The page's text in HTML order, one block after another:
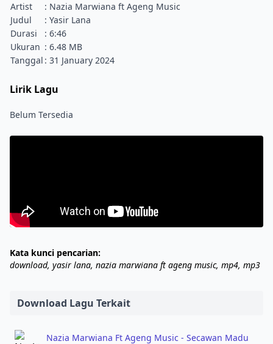
Artist
: Nazia Marwiana ft Ageng Music
Judul
: Yasir Lana
Durasi
: 6:46
Ukuran : 6.48 MB
Tanggal : 31 January 2024
Lirik Lagu
Kata kunci pencarian:
download, yasir lana, nazia marwiana ft ageng music, mp4, mp3
Download Lagu Terkait
Nazia Marwiana Ft Ageng Music - Secawan Madu